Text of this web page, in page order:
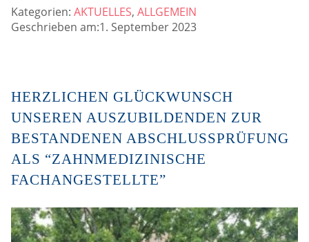
Kategorien: AKTUELLES, ALLGEMEIN
Geschrieben am:1. September 2023
HERZLICHEN GLÜCKWUNSCH
UNSEREN AUSZUBILDENDEN ZUR
BESTANDENEN ABSCHLUSSPRÜFUNG
ALS “ZAHNMEDIZINISCHE
FACHANGESTELLTE”